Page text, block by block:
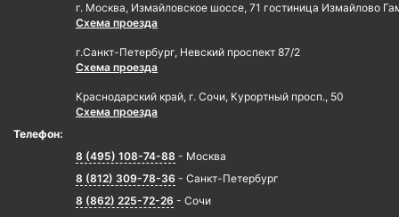
г. Москва, Измайловское шоссе, 71 гостиница Измайлово
Схема проезда
г.Санкт-Петербург, Невский проспект 87/2
Схема проезда
Краснодарский край, г. Сочи, Курортный просп., 50
Схема проезда
Телефон:
8 (495) 108-74-88 - Москва
8 (812) 309-78-36 - Санкт-Петербург
8 (862) 225-72-26 - Сочи